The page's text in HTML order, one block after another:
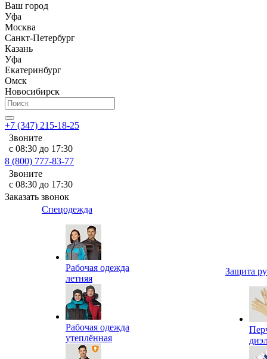
Ваш город
Уфа
Москва
Санкт-Петербург
Казань
Уфа
Екатеринбург
Омск
Новосибирск
+7 (347) 215-18-25
Звоните
с 08:30 до 17:30
8 (800) 777-83-77
Звоните
с 08:30 до 17:30
Заказать звонок
Спецодежда
Рабочая одежда
летняя
Рабочая одежда
утеплённая
Защита